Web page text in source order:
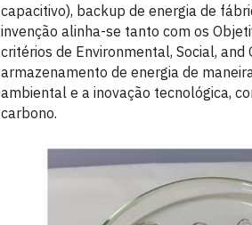
capacitivo), backup de energia de
invenção alinha-se tanto com os
critérios de Environmental, Social,
armazenamento de energia de
ambiental e a inovação tecnológica,
carbono.